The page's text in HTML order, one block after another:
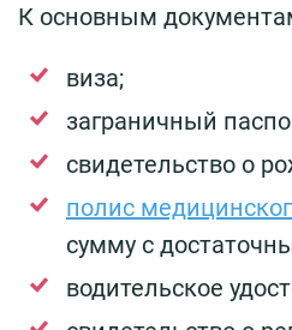
К основным
виза;
заграничный
свидетельство о
полис
сумму с
водительское